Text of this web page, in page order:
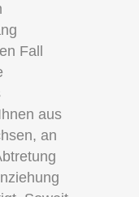
Fall
aus
an